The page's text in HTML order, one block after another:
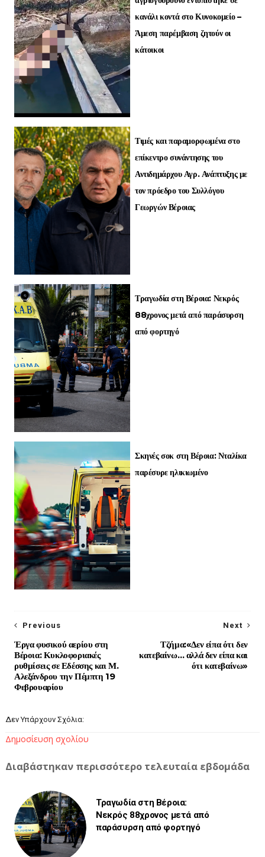
κανάλι κοντά στο Κυνοκομείο –
Άμεση παρέμβαση ζητούν οι
κάτοικοι
Τιμές και παραμορφωμένα στο
επίκεντρο συνάντησης του
Αντιδημάρχου Αγρ. Ανάπτυξης με
τον πρόεδρο του Συλλόγου
Γεωργών Βέροιας
Τραγωδία στη Βέροια: Νεκρός
88χρονος μετά από παράσυρση
από φορτηγό
Σκηνές σοκ στη Βέροια: Νταλίκα
παρέσυρε ηλικιωμένο
Next
Τζήμα:«Δεν είπα ότι δεν
κατεβαίνω… αλλά δεν είπα και
ότι κατεβαίνω»
Previous
Έργα φυσικού αερίου στη
Βέροια: Κυκλοφοριακές
ρυθμίσεις σε Εδέσσης και Μ.
Αλεξάνδρου την Πέμπτη 19
Φεβρουαρίου
Δεν Υπάρχουν Σχόλια:
Δημοσίευση σχολίου
Διαβάστηκαν περισσότερο τελευταία εβδομάδα
Τραγωδία στη Βέροια:
Νεκρός 88χρονος μετά από
παράσυρση από φορτηγό